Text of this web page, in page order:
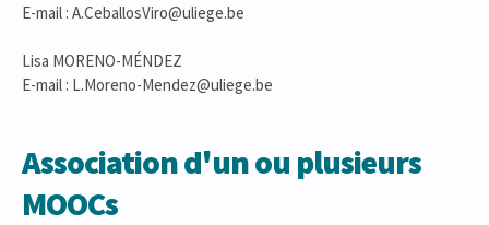
E-mail : A.CeballosViro@uliege.be
Lisa MORENO-MÉNDEZ
E-mail : L.Moreno-Mendez@uliege.be
Association d'un ou plusieurs
MOOCs